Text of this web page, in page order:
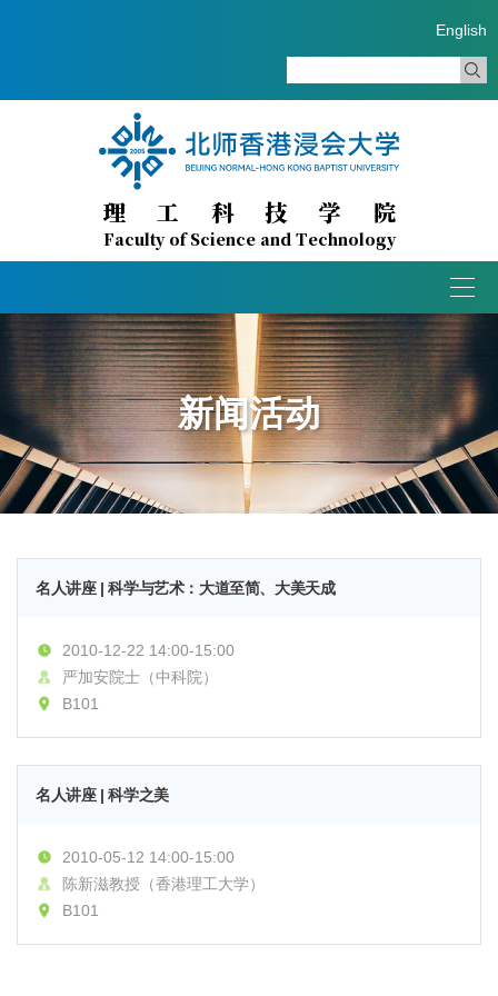
理工科技学院
Faculty of Science and Technology
English
新闻活动
名人讲座 | 科学与艺术：大道至简、大美天成
2010-12-22 14:00-15:00
严加安院士（中科院）
B101
名人讲座 | 科学之美
2010-05-12 14:00-15:00
陈新滋教授（香港理工大学）
B101